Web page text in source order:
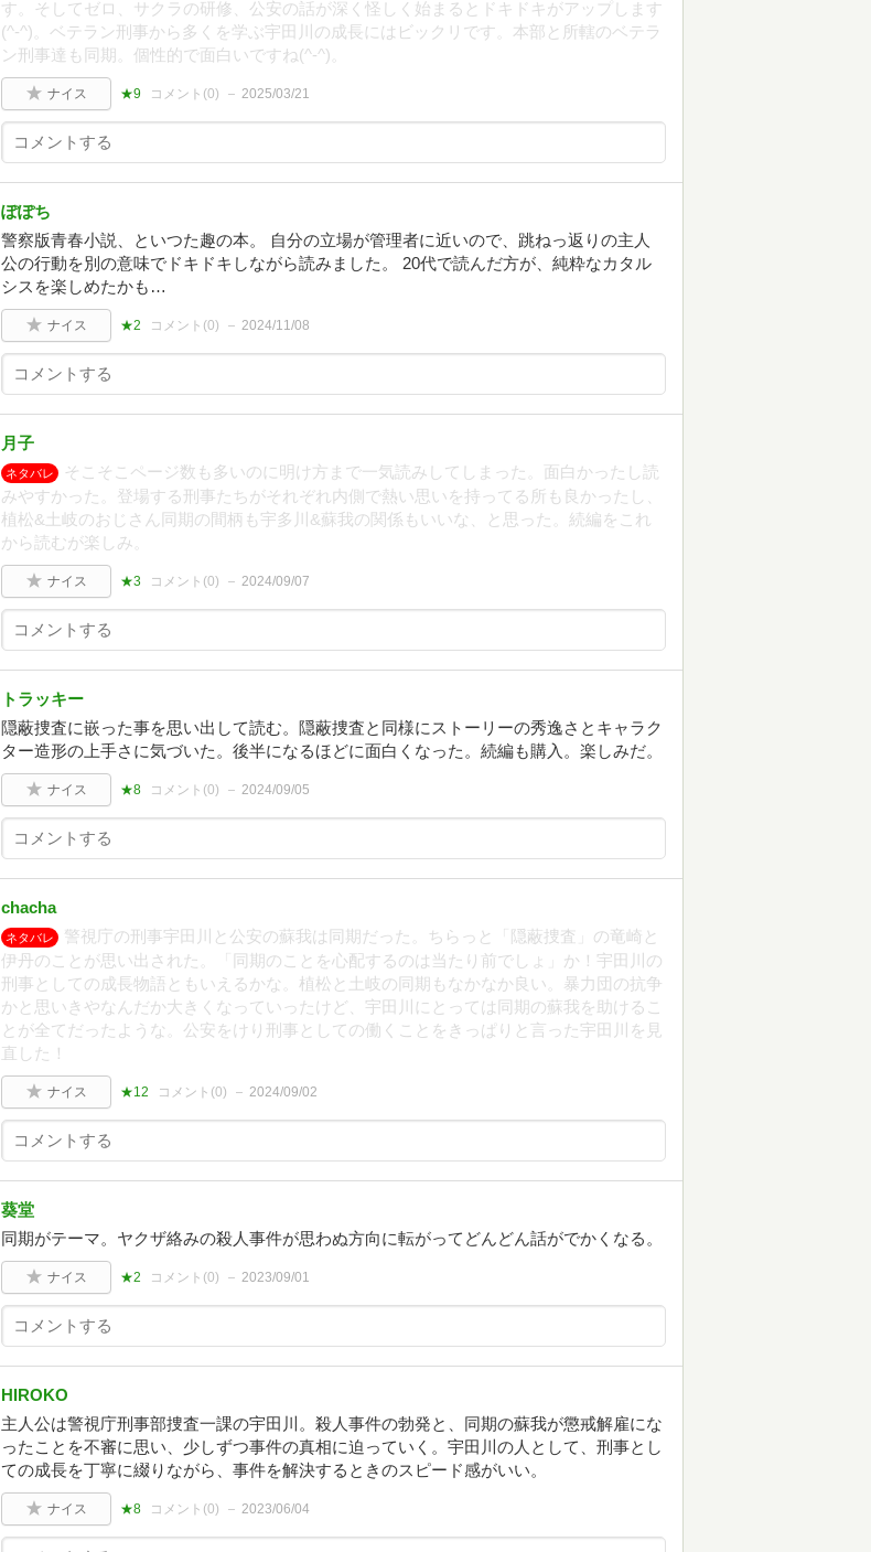
す。そしてゼロ、サクラの研修、公安の話が深く怪しく始まるとドキドキがアップします
(^-^)。ベテラン刑事から多くを学ぶ宇田川の成長にはビックリです。本部と所轄のベテラ
ン刑事達も同期。個性的で面白いですね(^-^)。
ナイス ★9 コメント(0) 2025/03/21
ぽぽち
警察版青春小説、といつた趣の本。 自分の立場が管理者に近いので、跳ねっ返りの主人
公の行動を別の意味でドキドキしながら読みました。 20代で読んだ方が、純粋なカタル
シスを楽しめたかも…
ナイス ★2 コメント(0) 2024/11/08
月子
ネタバレ
そこそこページ数も多いのに明け方まで一気読みしてしまった。面白かったし読
みやすかった。登場する刑事たちがそれぞれ内側で熱い思いを持ってる所も良かったし、
植松&土岐のおじさん同期の間柄も宇多川&蘇我の関係もいいな、と思った。続編をこれ
から読むが楽しみ。
ナイス ★3 コメント(0) 2024/09/07
トラッキー
隠蔽捜査に嵌った事を思い出して読む。隠蔽捜査と同様にストーリーの秀逸さとキャラク
ター造形の上手さに気づいた。後半になるほどに面白くなった。続編も購入。楽しみだ。
ナイス ★8 コメント(0) 2024/09/05
chacha
ネタバレ
警視庁の刑事宇田川と公安の蘇我は同期だった。ちらっと「隠蔽捜査」の竜崎と
伊丹のことが思い出された。「同期のことを心配するのは当たり前でしょ」か！宇田川の
刑事としての成長物語ともいえるかな。植松と土岐の同期もなかなか良い。暴力団の抗争
かと思いきやなんだか大きくなっていったけど、宇田川にとっては同期の蘇我を助けるこ
とが全てだったような。公安をけり刑事としての働くことをきっぱりと言った宇田川を見
直した！
ナイス ★12 コメント(0) 2024/09/02
葵堂
同期がテーマ。ヤクザ絡みの殺人事件が思わぬ方向に転がってどんどん話がでかくなる。
ナイス ★2 コメント(0) 2023/09/01
HIROKO
主人公は警視庁刑事部捜査一課の宇田川。殺人事件の勃発と、同期の蘇我が懲戒解雇にな
ったことを不審に思い、少しずつ事件の真相に迫っていく。宇田川の人として、刑事とし
ての成長を丁寧に綴りながら、事件を解決するときのスピード感がいい。
ナイス ★8 コメント(0) 2023/06/04